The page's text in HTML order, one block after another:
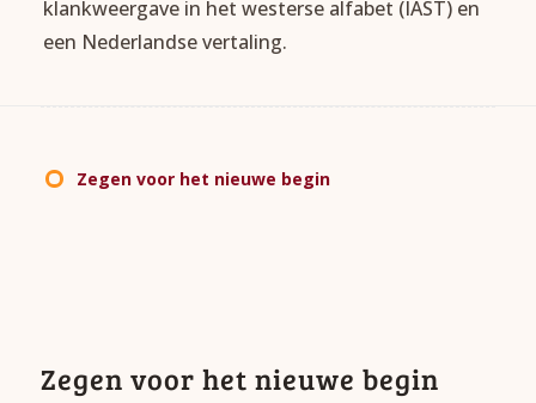
klankweergave in het westerse alfabet (IAST) en
een Nederlandse vertaling.
Zegen voor het nieuwe begin
Zegen voor het nieuwe begin